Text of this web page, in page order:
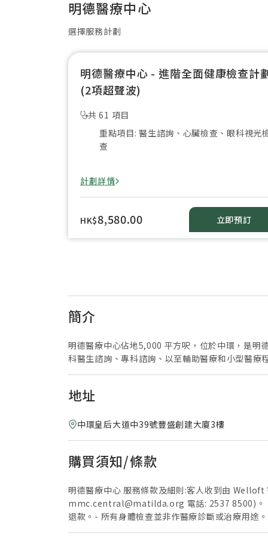
明德醫療中心
選擇服務計劃
明德醫療中心 - 進階全面健康檢查計
(2項超聲波)
共 61 項目
重點項目: 醫生諮詢、心臟檢查、眼科視光
查
計劃詳情
HK$8,580.00 立即預訂
簡介
明德醫療中心佔地5,000 平方呎，位於中環，是明
科醫生諮詢、專科諮詢、以至輔助醫療和小型醫療
地址
中環皇后大道中39號豐盛創建大廈3樓
購買須知/條款
明德醫療中心 服務條款及細則:客人收到由
mmc.central@matilda.org 電話: 2537 8500)。 -
退款。- 所有身體檢查並非作醫療診斷或治療用途
可轉作其他測試- 僅於明德醫療中心進行。- 優惠